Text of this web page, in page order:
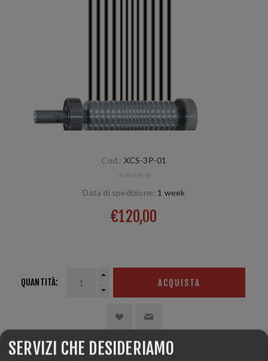
Cod.: XCS-3P-01
Data di spedizione: 1 week
€120,00
QUANTITÀ: ACQUISTA
SERVIZI CHE DESIDERIAMO